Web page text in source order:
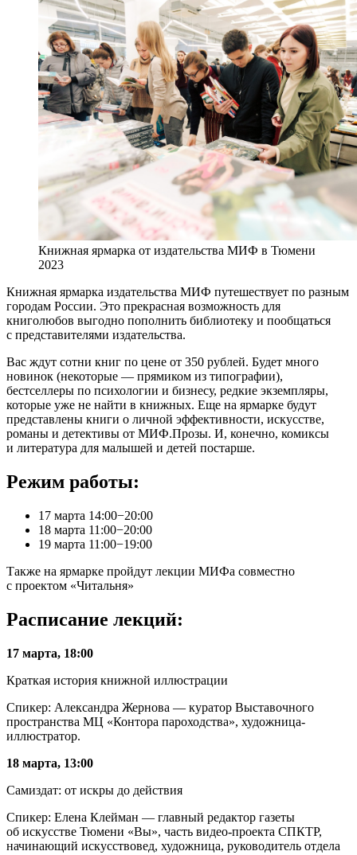
Книжная ярмарка от издательства МИФ в Тюмени
2023
Книжная ярмарка издательства МИФ путешествует по разным
городам России. Это прекрасная возможность для
книголюбов выгодно пополнить библиотеку и пообщаться
с представителями издательства.
Вас ждут сотни книг по цене от 350 рублей. Будет много
новинок (некоторые — прямиком из типографии),
бестселлеры по психологии и бизнесу, редкие экземпляры,
которые уже не найти в книжных. Еще на ярмарке будут
представлены книги о личной эффективности, искусстве,
романы и детективы от МИФ.Прозы. И, конечно, комиксы
и литература для малышей и детей постарше.
Режим работы:
17 марта 14:00−20:00
18 марта 11:00−20:00
19 марта 11:00−19:00
Также на ярмарке пройдут лекции МИФа совместно
с проектом «Читальня»
Расписание лекций:
17 марта, 18:00
Краткая история книжной иллюстрации
Спикер: Александра Жернова — куратор Выставочного
пространства МЦ «Контора пароходства», художница-
иллюстратор.
18 марта, 13:00
Самиздат: от искры до действия
Спикер: Елена Клейман — главный редактор газеты
об искусстве Тюмени «Вы», часть видео-проекта СПКТР,
начинающий искусствовед, художница, руководитель отдела